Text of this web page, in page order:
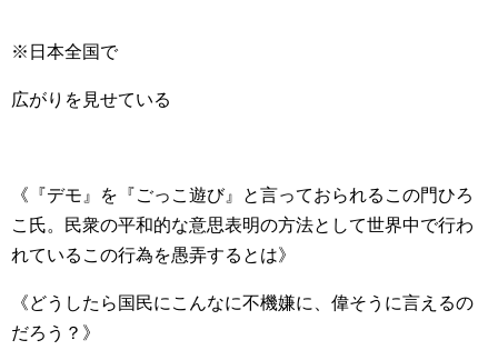
※日本全国で
広がりを見せている
《『デモ』を『ごっこ遊び』と言っておられるこの門ひろ
こ氏。民衆の平和的な意思表明の方法として世界中で行わ
れているこの行為を愚弄するとは》
《どうしたら国民にこんなに不機嫌に、偉そうに言えるの
だろう？》